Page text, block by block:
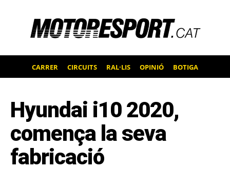
CARRER CIRCUITS RAL·LIS OPINIÓ BOTIGA
Hyundai i10 2020,
comença la seva
fabricació